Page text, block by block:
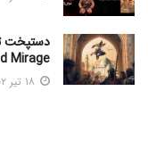
دستپخت
Mirage